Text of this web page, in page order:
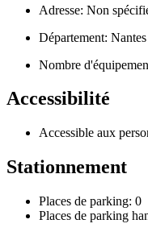
Adresse: Non
Département:
Nombre
Accessibilité
Accessible aux
Stationnement
Places de parking: 0
Places de parking